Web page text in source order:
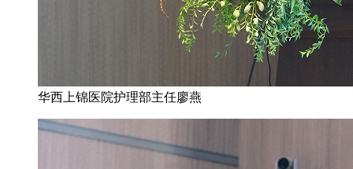
华西上锦医院护理部主任廖燕